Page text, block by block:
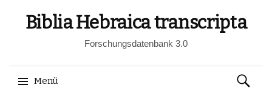
Biblia Hebraica transcripta
Forschungsdatenbank 3.0
Menü
Suchen
nach: